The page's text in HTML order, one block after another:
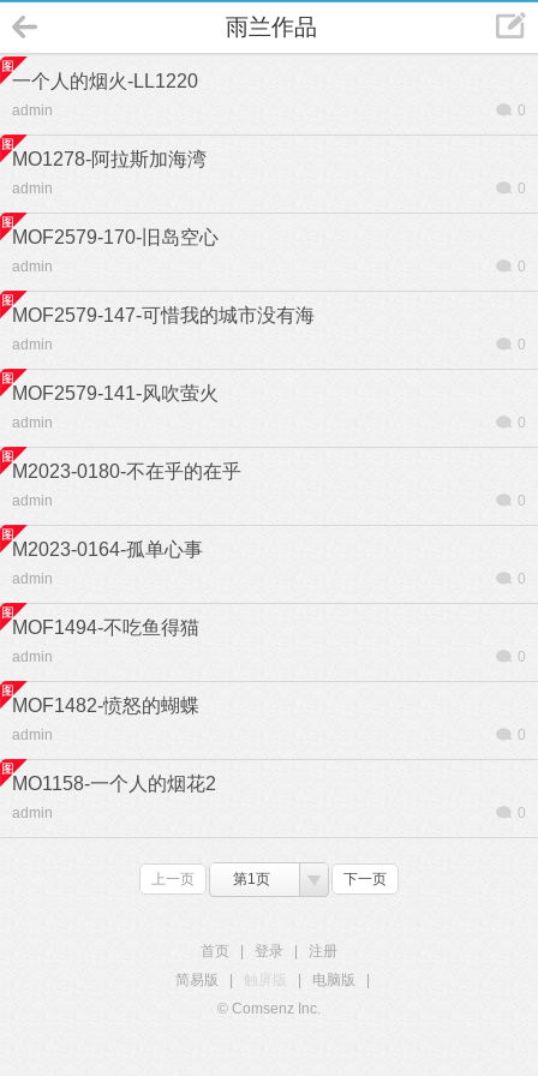
雨兰作品
一个人的烟火-LL1220
admin 0
MO1278-阿拉斯加海湾
admin 0
MOF2579-170-旧岛空心
admin 0
MOF2579-147-可惜我的城市没有海
admin 0
MOF2579-141-风吹萤火
admin 0
M2023-0180-不在乎的在乎
admin 0
M2023-0164-孤单心事
admin 0
MOF1494-不吃鱼得猫
admin 0
MOF1482-愤怒的蝴蝶
admin 0
MO1158-一个人的烟花2
admin 0
上一页 第1页 下一页
首页 登录
注册
简易版
触屏版 电脑版
© Comsenz Inc.